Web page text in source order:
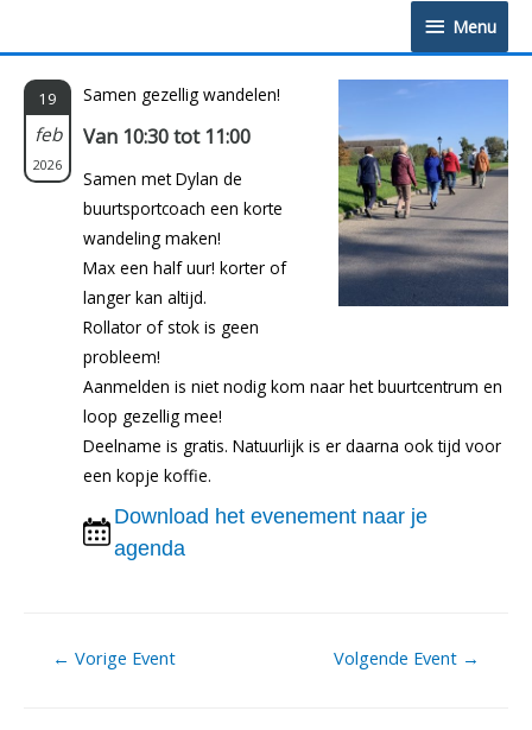
Menu
Menu
19
feb
2026
Samen gezellig wandelen!
Van 10:30 tot 11:00
Samen met Dylan de
buurtsportcoach een korte
wandeling maken!
Max een half uur! korter of
langer kan altijd.
Rollator of stok is geen
probleem!
Aanmelden is niet nodig kom naar het buurtcentrum en
loop gezellig mee!
Deelname is gratis. Natuurlijk is er daarna ook tijd voor
een kopje koffie.
Download het evenement naar je
agenda
Berichtnavigatie
← Vorige Event Volgende Event →